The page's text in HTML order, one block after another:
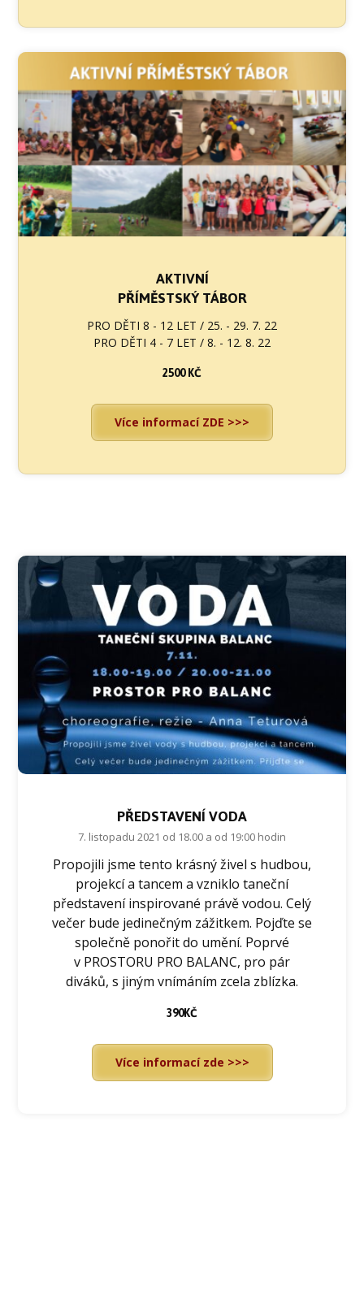
AKTIVNÍ
PŘÍMĚSTSKÝ TÁBOR
PRO DĚTI 8 - 12 LET / 25. - 29. 7. 22
PRO DĚTI 4 - 7 LET / 8. - 12. 8. 22
2500 KČ
Více informací ZDE >>>
PŘEDSTAVENÍ VODA
7. listopadu 2021 od 18.00 a od 19:00 hodin
Propojili jsme tento krásný živel s hudbou,
projekcí a tancem a vzniklo taneční
představení inspirované právě vodou. Celý
večer bude jedinečným zážitkem. Pojďte se
společně ponořit do umění. Poprvé
v PROSTORU PRO BALANC, pro pár
diváků, s jiným vnímáním zcela zblízka.
390KČ
Více informací zde >>>